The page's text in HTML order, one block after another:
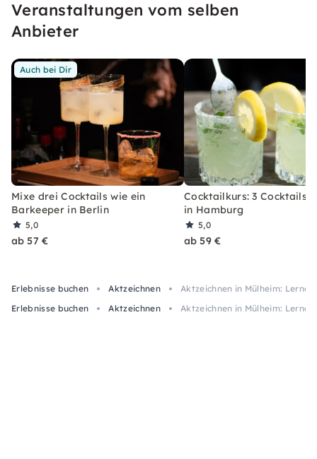
erleben, welches Du so schnell nicht vergessen
wirst.
Veranstaltungen vom selben
Anbieter
Auch bei Dir
Mixe drei Cocktails wie ein
Barkeeper in Berlin
5,0
ab 57 €
Cocktailkurs: 3 Cocktails
in Hamburg
5,0
ab 59 €
Erlebnisse buchen Aktzeichnen
Aktzeichnen in Mülheim: Lerne,
Erlebnisse buchen
Aktzeichnen Aktzeichnen in Mülheim: Lerne,